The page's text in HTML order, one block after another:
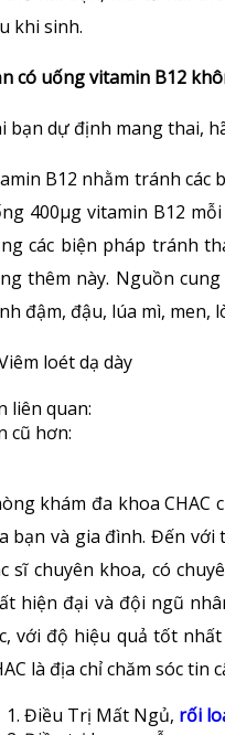
khi sinh.
có uống vitamin B12
bạn dự định mang thai,
B12 nhằm tránh các
400µg vitamin B12
các biện pháp tránh
thêm này. Nguồn
đậm, đậu, lúa mì, men,
liên quan:
cũ hơn:
khám đa khoa CHAC
bạn và gia đình. Đến với
sĩ chuyên khoa, có
hiện đại và đội ngũ
với độ hiệu quả tốt nhất
là địa chỉ chăm sóc tin
Điều Trị Mất Ngủ, rối